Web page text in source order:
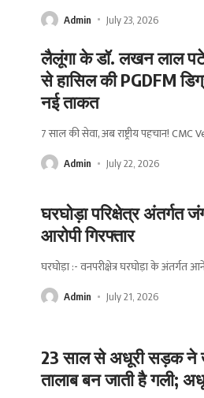
Admin July 23, 2026
लैलूंगा के डॉ. लखन लाल
से हासिल की PGDFM
नई ताकत
7 साल की सेवा, अब राष्ट्रीय पहचान!
Admin July 22, 2026
घरघोड़ा परिक्षेत्र अंतर्गत
आरोपी गिरफ्तार
घरघोड़ा :- वनपरीक्षेत्र घरघोड़ा के अंतर्गत
Admin July 21, 2026
23 साल से अधूरी सड़क ने
तालाब बन जाती है गली;